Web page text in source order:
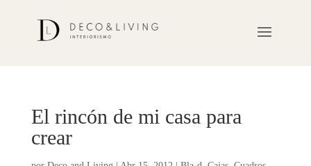
El rincón de mi casa para
crear